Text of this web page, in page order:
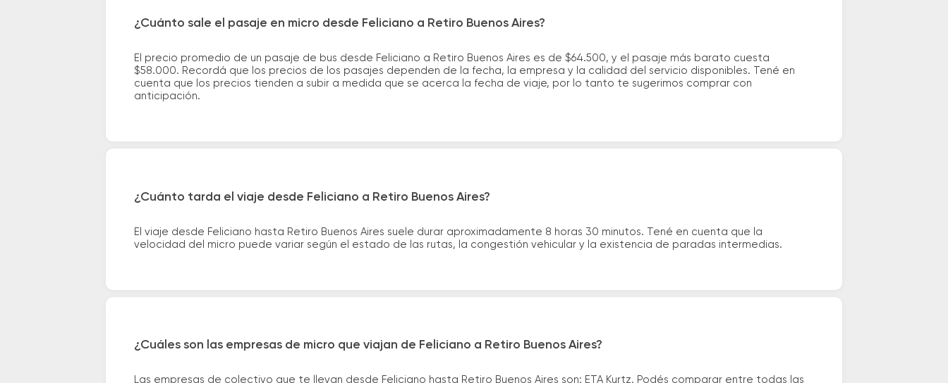
¿Cuánto sale el pasaje en micro desde Feliciano a Retiro Buenos Aires?
El precio promedio de un pasaje de bus desde Feliciano a Retiro Buenos Aires es de $64.500, y el pasaje más barato cuesta
$58.000. Recordá que los precios de los pasajes dependen de la fecha, la empresa y la calidad del servicio disponibles. Tené en
cuenta que los precios tienden a subir a medida que se acerca la fecha de viaje, por lo tanto te sugerimos comprar con
anticipación.
¿Cuánto tarda el viaje desde Feliciano a Retiro Buenos Aires?
El viaje desde Feliciano hasta Retiro Buenos Aires suele durar aproximadamente 8 horas 30 minutos. Tené en cuenta que la
velocidad del micro puede variar según el estado de las rutas, la congestión vehicular y la existencia de paradas intermedias.
¿Cuáles son las empresas de micro que viajan de Feliciano a Retiro Buenos Aires?
Las empresas de colectivo que te llevan desde Feliciano hasta Retiro Buenos Aires son: ETA Kurtz. Podés comparar entre todas las